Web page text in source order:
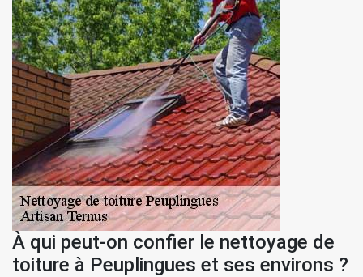
À qui peut-on confier le nettoyage de
toiture à Peuplingues et ses environs ?